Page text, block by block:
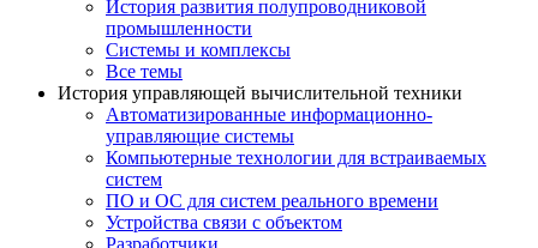
История развития полупроводниковой
промышленности
Системы и комплексы
Все темы
История управляющей вычислительной техники
Автоматизированные информационно-
управляющие системы
Компьютерные технологии для встраиваемых
систем
ПО и ОС для систем реального времени
Устройства связи с объектом
Разработчики